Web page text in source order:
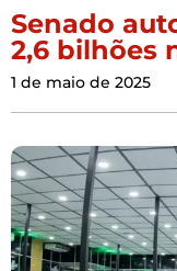
Senado
2,6 bilhões
1 de maio de 2025